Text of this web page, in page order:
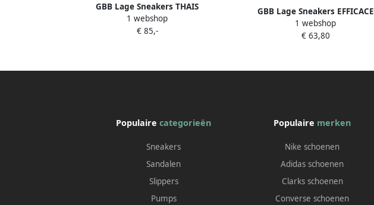
GBB Lage Sneakers THAIS
1 webshop
€ 85,-
GBB Lage Sneakers EFFICACE
1 webshop
€ 63,80
Populairecategorieën
Sneakers
Sandalen
Slippers
Pumps
Populaire merken
Nike schoenen
Adidas schoenen
Clarks schoenen
Converse schoenen